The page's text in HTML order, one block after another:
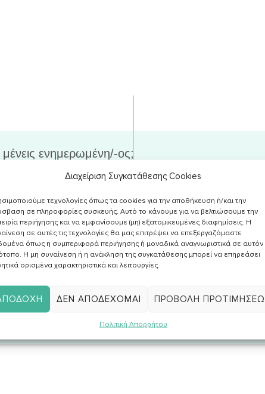
Διαχείριση Συγκατάθεσης Cookies
τεχνολογίες όπως τα cookies για την αποθήκευση ή/και την
σε πληροφορίες συσκευής. Αυτό το κάνουμε για να βελτιώσουμε την
περιήγησης και να εμφανίσουμε (μη) εξατομικευμένες διαφημίσεις. Η
σε αυτές τις τεχνολογίες θα μας επιτρέψει να επεξεργαζόμαστε
όπως η συμπεριφορά περιήγησης ή μοναδικά αναγνωριστικά σε αυτόν
Η μη συναίνεση ή η ανάκληση της συγκατάθεσης μπορεί να επηρεάσει
ορισμένα χαρακτηριστικά και λειτουργίες.
ΔΕΝ ΑΠΟΔΈΧΟΜΑΙ ΠΡΟΒΟΛΉ
Πολιτική Απορρήτου
ενημερωμένη/-ος;
στο newsletter, για να λαμβάνεις
άρθρα & χρήσιμες συμβουλές στο
Πολιτική Απορρήτου και επιθυμώ να
υλικό σχετικά με συνταγές, νέα, άρθρα κα.